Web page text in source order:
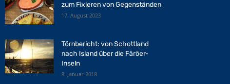
zum Fixieren von Gegenständen
17. August 2023
Törnbericht: von Schottland
nach Island über die Färöer-
Inseln
8. Januar 2018